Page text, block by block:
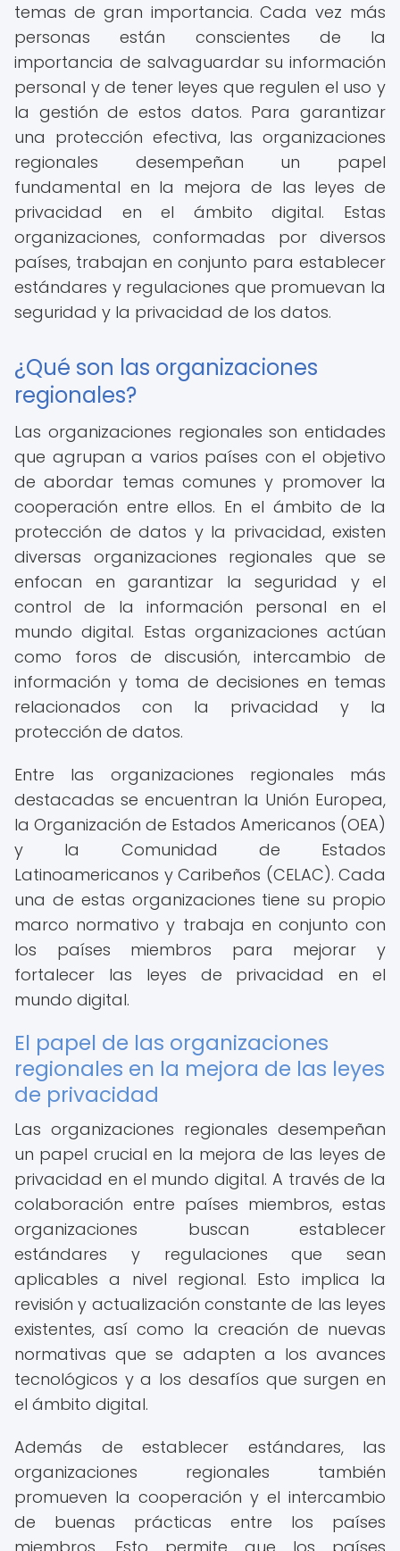
temas de gran importancia. Cada vez más
personas están conscientes de la
importancia de salvaguardar su información
personal y de tener leyes que regulen el uso y
la gestión de estos datos. Para garantizar
una protección efectiva, las organizaciones
regionales desempeñan un papel
fundamental en la mejora de las leyes de
privacidad en el ámbito digital. Estas
organizaciones, conformadas por diversos
países, trabajan en conjunto para establecer
estándares y regulaciones que promuevan la
seguridad y la privacidad de los datos.
¿Qué son las organizaciones
regionales?
Las organizaciones regionales son entidades
que agrupan a varios países con el objetivo
de abordar temas comunes y promover la
cooperación entre ellos. En el ámbito de la
protección de datos y la privacidad, existen
diversas organizaciones regionales que se
enfocan en garantizar la seguridad y el
control de la información personal en el
mundo digital. Estas organizaciones actúan
como foros de discusión, intercambio de
información y toma de decisiones en temas
relacionados con la privacidad y la
protección de datos.
Entre las organizaciones regionales más
destacadas se encuentran la Unión Europea,
la Organización de Estados Americanos (OEA)
y la Comunidad de Estados
Latinoamericanos y Caribeños (CELAC). Cada
una de estas organizaciones tiene su propio
marco normativo y trabaja en conjunto con
los países miembros para mejorar y
fortalecer las leyes de privacidad en el
mundo digital.
El papel de las organizaciones
regionales en la mejora de las leyes
de privacidad
Las organizaciones regionales desempeñan
un papel crucial en la mejora de las leyes de
privacidad en el mundo digital. A través de la
colaboración entre países miembros, estas
organizaciones buscan establecer
estándares y regulaciones que sean
aplicables a nivel regional. Esto implica la
revisión y actualización constante de las leyes
existentes, así como la creación de nuevas
normativas que se adapten a los avances
tecnológicos y a los desafíos que surgen en
el ámbito digital.
Además de establecer estándares, las
organizaciones regionales también
promueven la cooperación y el intercambio
de buenas prácticas entre los países